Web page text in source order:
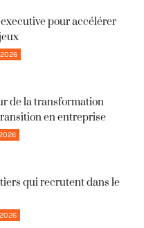
pour accélérer
de la transformation
en entreprise
qui recrutent dans le